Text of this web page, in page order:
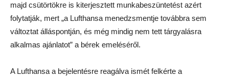
majd csütörtökre is kiterjesztett munkabeszüntetést azért
folytatják, mert „a Lufthansa menedzsmentje továbbra sem
változtat álláspontján, és még mindig nem tett tárgyalásra
alkalmas ajánlatot” a bérek emeléséről.
A Lufthansa a bejelentésre reagálva ismét felkérte a